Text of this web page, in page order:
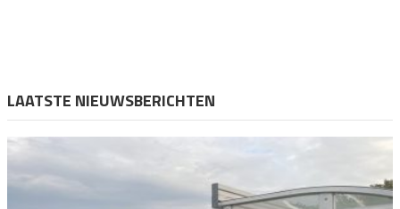
LAATSTE NIEUWSBERICHTEN